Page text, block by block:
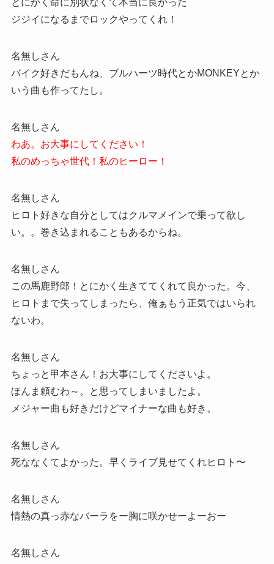
とにかく命に別状なくて本当に良かった
ジジイになるまでロックやってくれ！
名無しさん
バイク好きだもんね、ブルハーツ時代とかMONKEYとか
いう曲も作ってたし。
名無しさん
わあ。お大事にしてください！
私のめっちゃ世代！私のヒーロー！
名無しさん
ヒロト好きな自分としてはクルマメインで乗って欲し
い。。巻き込まれることもあるからね。
名無しさん
この馬鹿野郎！とにかく生きててくれて良かった。今、
ヒロトまで失ってしまったら、俺ぁもう正気ではいられ
ないわ。
名無しさん
ちょっと甲本さん！お大事にしてくださいよ。
ほんま頼むわ～。と思ってしまいましたよ。
メジャー曲も好きだけどマイナーな曲も好き。
名無しさん
死ななくてよかった。早くライブ見せてくれヒロト〜
名無しさん
情熱の真っ赤なバーラをー胸に咲かせーよーおー
名無しさん